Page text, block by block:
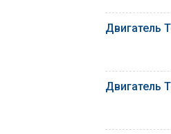
Двигатель
Двигатель